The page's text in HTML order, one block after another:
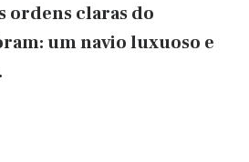
ordens claras do
um navio luxuoso e